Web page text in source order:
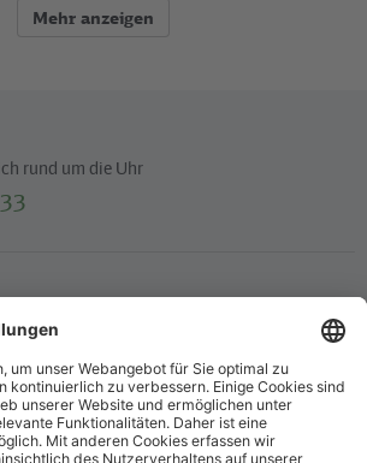
Mehr anzeigen
rund um die Uhr
und Hilfestellungen für unterwegs